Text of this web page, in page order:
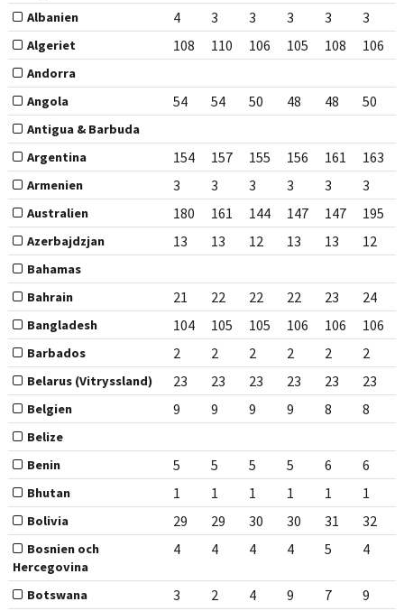
Albanien 4 3 3 3 3 3
Algeriet 108 110 106 105 108 106
Andorra
Angola
54 54 50 48 48 50
Antigua & Barbuda
Argentina
154 157 155 156 161 163
Armenien 3 3 3 3 3 3
Australien 180 161 144 147 147 195
Azerbajdzjan 13 13 12 13 13 12
Bahamas
Bahrain
21 22 22 22 23 24
Bangladesh 104 105 105 106 106 106
Barbados 2 2 2 2 2 2
Belarus (Vitryssland) 23 23 23 23 23 23
Belgien 9 9 9 9 8 8
Belize
Benin
5 5 5 5 6 6
Bhutan 1 1 1 1 1 1
Bolivia 29 29 30 30 31 32
Bosnien och
Hercegovina
4 4 4 4 5 4
Botswana 3 2 4 9 7 9